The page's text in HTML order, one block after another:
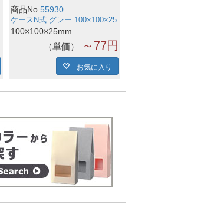
商品No.55930
ケースN式 グレー 100×100×25
100×100×25mm
単価 ～77円
お気に入り